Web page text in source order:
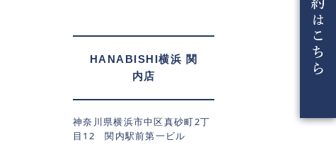
HANABISHI横浜 関
内店
神奈川県横浜市中区真砂町2丁
目12 関内駅前第一ビル